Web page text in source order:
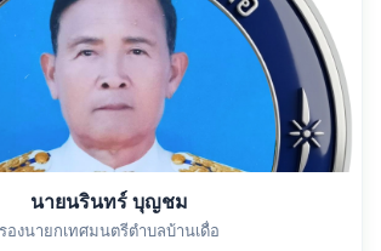
นายนรินทร์ บุญชม
รองนายกเทศมนตรีตำบลบ้านเดื่อ